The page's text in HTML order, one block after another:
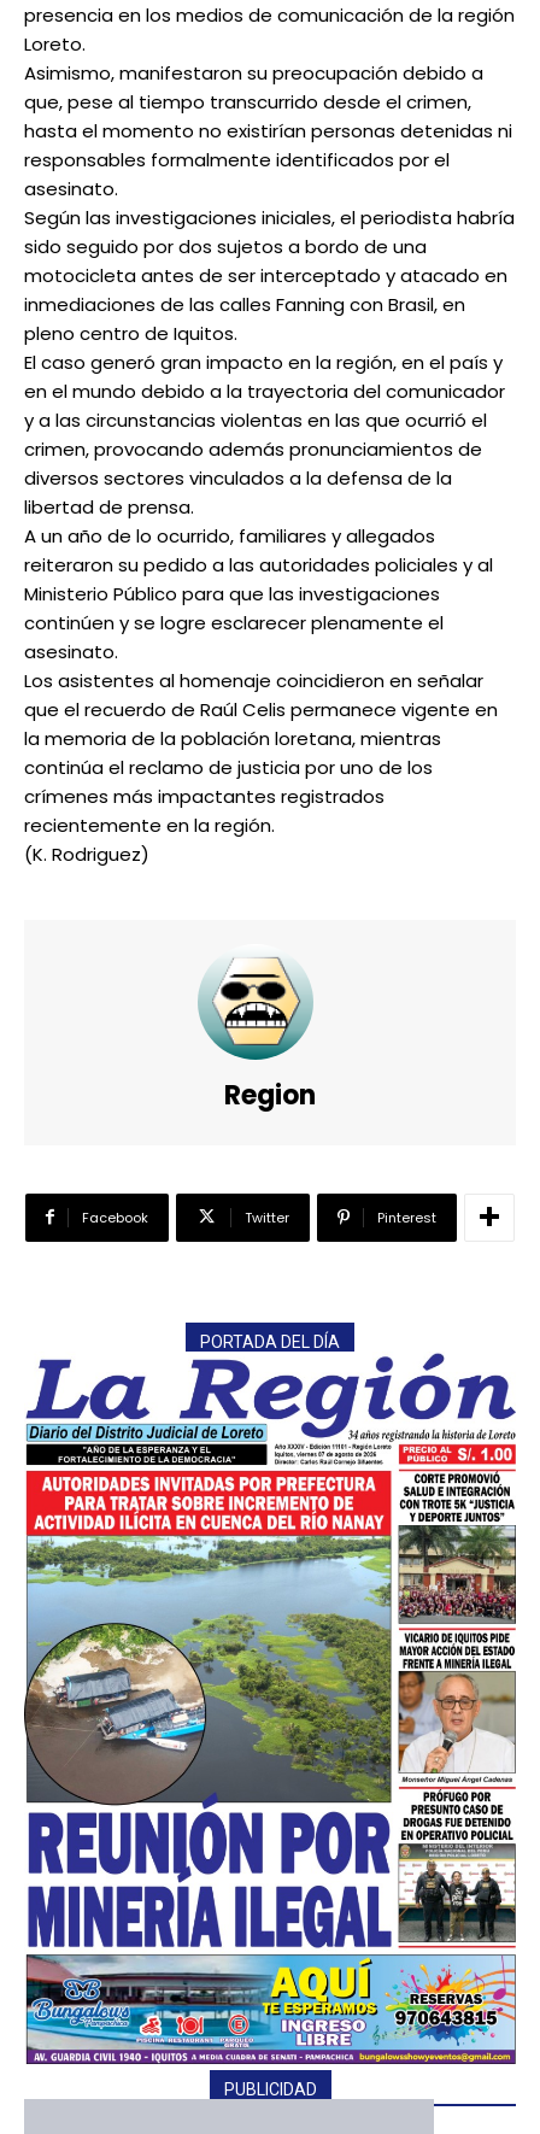
━ Planes
presencia en los medios de comunicación de la región
Loreto.
Asimismo, manifestaron su preocupación debido a
que, pese al tiempo transcurrido desde el crimen,
hasta el momento no existirían personas detenidas ni
responsables formalmente identificados por el
asesinato.
Según las investigaciones iniciales, el periodista habría
sido seguido por dos sujetos a bordo de una
motocicleta antes de ser interceptado y atacado en
inmediaciones de las calles Fanning con Brasil, en
pleno centro de Iquitos.
El caso generó gran impacto en la región, en el país y
en el mundo debido a la trayectoria del comunicador
y a las circunstancias violentas en las que ocurrió el
crimen, provocando además pronunciamientos de
diversos sectores vinculados a la defensa de la
libertad de prensa.
A un año de lo ocurrido, familiares y allegados
reiteraron su pedido a las autoridades policiales y al
Ministerio Público para que las investigaciones
continúen y se logre esclarecer plenamente el
asesinato.
Los asistentes al homenaje coincidieron en señalar
que el recuerdo de Raúl Celis permanece vigente en
la memoria de la población loretana, mientras
continúa el reclamo de justicia por uno de los
crímenes más impactantes registrados
recientemente en la región.
(K. Rodriguez)
Region
Facebook Twitter Pinterest
PORTADA DEL DÍA
PUBLICIDAD